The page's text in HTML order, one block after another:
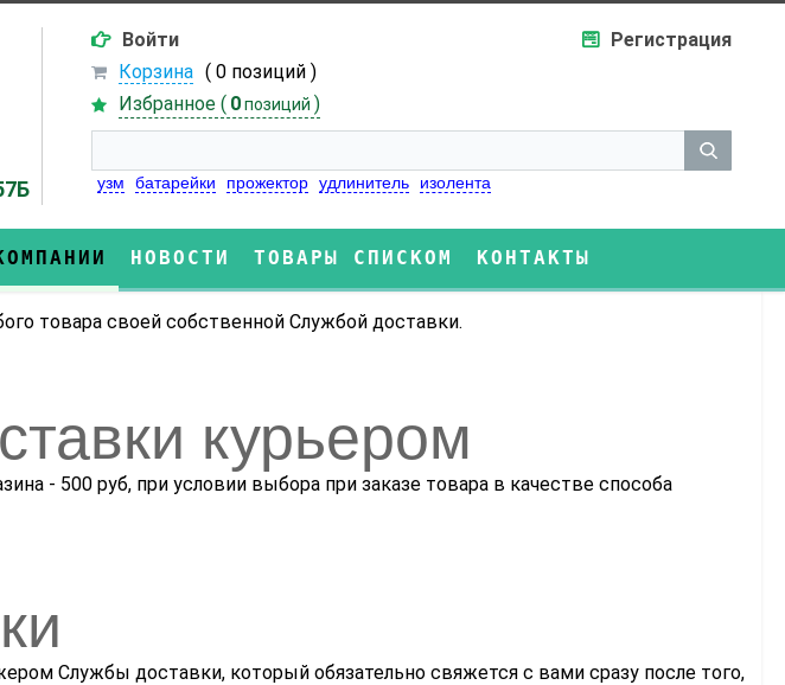
Войти
Регистрация
Корзина ( 0 позиций )
Избранное ( 0 позиций )
узм батарейки прожектор удлинитель изолента
НОВОСТИ ТОВАРЫ СПИСКОМ КОНТАКТЫ
товара своей собственной Службой доставки.
курьером
- 500 руб, при условии выбора при заказе товара в качестве способа
Службы доставки, который обязательно свяжется с вами сразу после того,